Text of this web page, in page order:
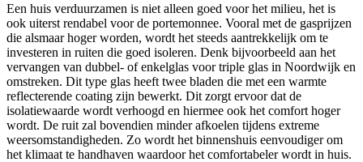
Een huis verduurzamen is niet alleen goed voor het milieu, het is
ook uiterst rendabel voor de portemonnee. Vooral met de gasprijzen
die alsmaar hoger worden, wordt het steeds aantrekkelijk om te
investeren in ruiten die goed isoleren. Denk bijvoorbeeld aan het
vervangen van dubbel- of enkelglas voor triple glas in Noordwijk en
omstreken. Dit type glas heeft twee bladen die met een warmte
reflecterende coating zijn bewerkt. Dit zorgt ervoor dat de
isolatiewaarde wordt verhoogd en hiermee ook het comfort hoger
wordt. De ruit zal bovendien minder afkoelen tijdens extreme
weersomstandigheden. Zo wordt het binnenshuis eenvoudiger om
het klimaat te handhaven waardoor het comfortabeler wordt in huis.